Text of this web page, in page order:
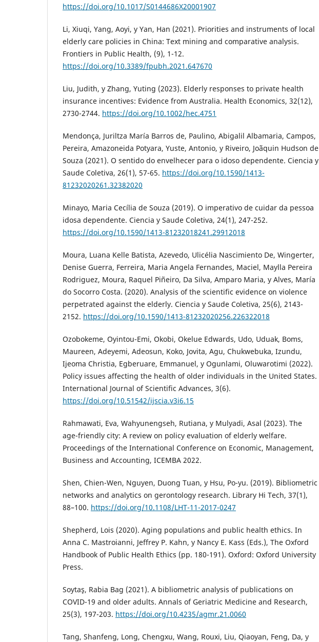
https://doi.org/10.1017/S0144686X20001907
Li, Xiuqi, Yang, Aoyi, y Yan, Han (2021). Priorities and instruments of local
elderly care policies in China: Text mining and comparative analysis.
Frontiers in Public Health, (9), 1-12.
https://doi.org/10.3389/fpubh.2021.647670
Liu, Judith, y Zhang, Yuting (2023). Elderly responses to private health
insurance incentives: Evidence from Australia. Health Economics, 32(12),
2730-2744. https://doi.org/10.1002/hec.4751
Mendonça, Juriltza María Barros de, Paulino, Abigalil Albamaria, Campos,
Pereira, Amazoneida Potyara, Yuste, Antonio, y Riveiro, Joãquin Hudson de
Souza (2021). O sentido do envelhecer para o idoso dependente. Ciencia y
Saude Coletiva, 26(1), 57-65. https://doi.org/10.1590/1413-
81232020261.32382020
Minayo, Maria Cecília de Souza (2019). O imperativo de cuidar da pessoa
idosa dependente. Ciencia y Saude Coletiva, 24(1), 247-252.
https://doi.org/10.1590/1413-81232018241.29912018
Moura, Luana Kelle Batista, Azevedo, Ulicélia Nascimiento De, Wingerter,
Denise Guerra, Ferreira, Maria Angela Fernandes, Maciel, Maylla Pereira
Rodriguez, Moura, Raquel Piñeiro, Da Silva, Amparo Maria, y Alves, María
do Socorro Costa. (2020). Analysis of the scientific evidence on violence
perpetrated against the elderly. Ciencia y Saude Coletiva, 25(6), 2143-
2152. https://doi.org/10.1590/1413-81232020256.226322018
Ozobokeme, Oyintou-Emi, Okobi, Okelue Edwards, Udo, Uduak, Boms,
Maureen, Adeyemi, Adeosun, Koko, Jovita, Agu, Chukwebuka, Izundu,
Ijeoma Christia, Egberuare, Emmanuel, y Ogunlami, Oluwarotimi (2022).
Policy issues affecting the health of older individuals in the United States.
International Journal of Scientific Advances, 3(6).
https://doi.org/10.51542/ijscia.v3i6.15
Rahmawati, Eva, Wahyunengseh, Rutiana, y Mulyadi, Asal (2023). The
age-friendly city: A review on policy evaluation of elderly welfare.
Proceedings of the International Conference on Economic, Management,
Business and Accounting, ICEMBA 2022.
Shen, Chien-Wen, Nguyen, Duong Tuan, y Hsu, Po-yu. (2019). Bibliometric
networks and analytics on gerontology research. Library Hi Tech, 37(1),
88–100. https://doi.org/10.1108/LHT-11-2017-0247
Shepherd, Lois (2020). Aging populations and public health ethics. In
Anna C. Mastroianni, Jeffrey P. Kahn, y Nancy E. Kass (Eds.), The Oxford
Handbook of Public Health Ethics (pp. 180-191). Oxford: Oxford University
Press.
Soytaş, Rabia Bag (2021). A bibliometric analysis of publications on
COVID-19 and older adults. Annals of Geriatric Medicine and Research,
25(3), 197-203. https://doi.org/10.4235/agmr.21.0060
Tang, Shanfeng, Long, Chengxu, Wang, Rouxi, Liu, Qiaoyan, Feng, Da, y